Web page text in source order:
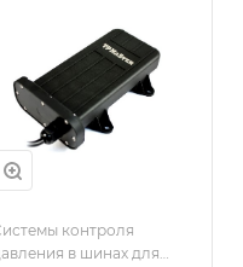
контроля
в шинах для